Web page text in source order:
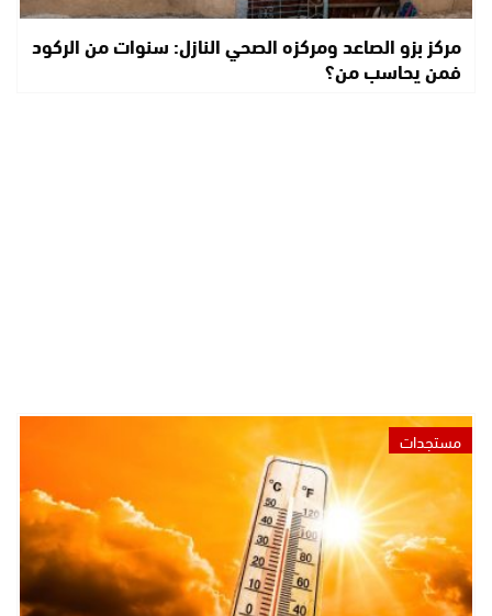
مركز بزو الصاعد ومركزه الصحي النازل: سنوات من الركود
فمن يحاسب من؟
مستجدات